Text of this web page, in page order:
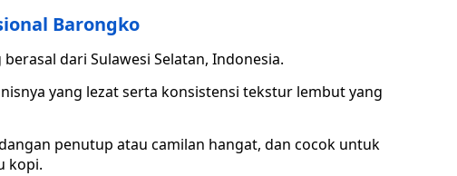
Barongko
dari Sulawesi Selatan, Indonesia.
yang lezat serta konsistensi tekstur lembut yang
penutup atau camilan hangat, dan cocok untuk
kopi.